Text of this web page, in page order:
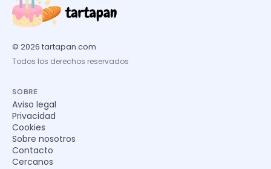
© 2026 tartapan.com
Todos los derechos reservados
SOBRE
Aviso legal
Privacidad
Cookies
Sobre nosotros
Contacto
Cercanos